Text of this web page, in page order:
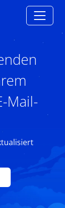
Mail-